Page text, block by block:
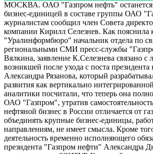
МОСКВА. ОАО "Газпром нефть" останется
бизнес-единицей в составе группы ОАО
журналистам сообщил член Совета
компании Кирилл Селезнев. Как пояснила
"Уралинформбюро" начальник отдела по
региональными СМИ пресс-службы
Вялкина, заявление К.Селезнева связано с
возникшей после ухода с поста
Александра Рязанова, который
развития как вертикально
аналитики посчитали, что теперь она
ОАО "Газпром", утратив
нефтяной бизнес в России отличается от
объединять крупные бизнес-единицы,
направлениям, не имеет смысла. Кроме
деятельность временно исполняющего
президента "Газпром нефти" Александра